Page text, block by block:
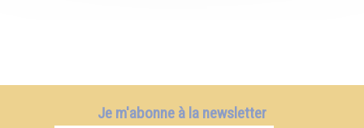
Je m'abonne à la newsletter